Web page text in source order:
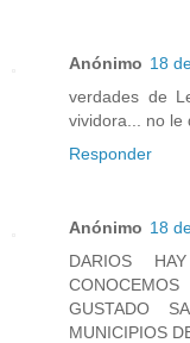
Anónimo 18
verdades de
vividora... no le
Responder
Anónimo 18
DARIOS
GUSTADO
MUNICIPIOS